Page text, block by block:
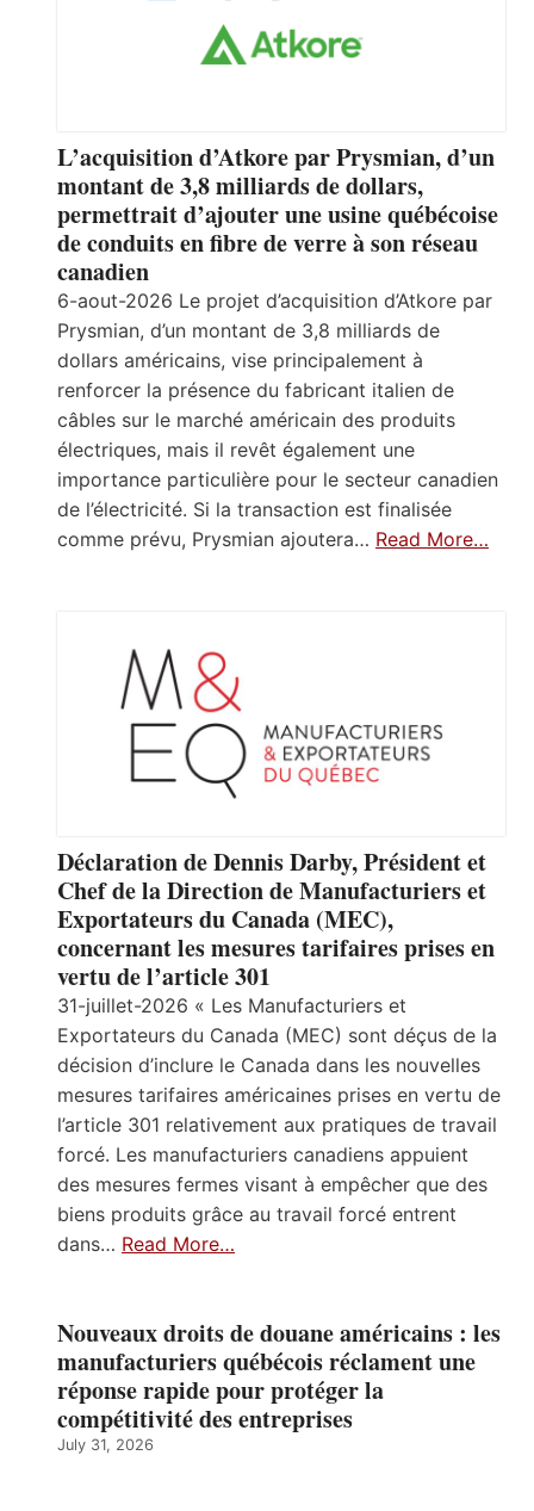
L’acquisition d’Atkore par Prysmian, d’un
montant de 3,8 milliards de dollars,
permettrait d’ajouter une usine québécoise
de conduits en fibre de verre à son réseau
canadien
6-aout-2026 Le projet d’acquisition d’Atkore par
Prysmian, d’un montant de 3,8 milliards de
dollars américains, vise principalement à
renforcer la présence du fabricant italien de
câbles sur le marché américain des produits
électriques, mais il revêt également une
importance particulière pour le secteur canadien
de l’électricité. Si la transaction est finalisée
comme prévu, Prysmian ajoutera… Read More…
Déclaration de Dennis Darby, Président et
Chef de la Direction de Manufacturiers et
Exportateurs du Canada (MEC),
concernant les mesures tarifaires prises en
vertu de l’article 301
31-juillet-2026 « Les Manufacturiers et
Exportateurs du Canada (MEC) sont déçus de la
décision d’inclure le Canada dans les nouvelles
mesures tarifaires américaines prises en vertu de
l’article 301 relativement aux pratiques de travail
forcé. Les manufacturiers canadiens appuient
des mesures fermes visant à empêcher que des
biens produits grâce au travail forcé entrent
dans… Read More…
Nouveaux droits de douane américains : les
manufacturiers québécois réclament une
réponse rapide pour protéger la
compétitivité des entreprises
July 31, 2026